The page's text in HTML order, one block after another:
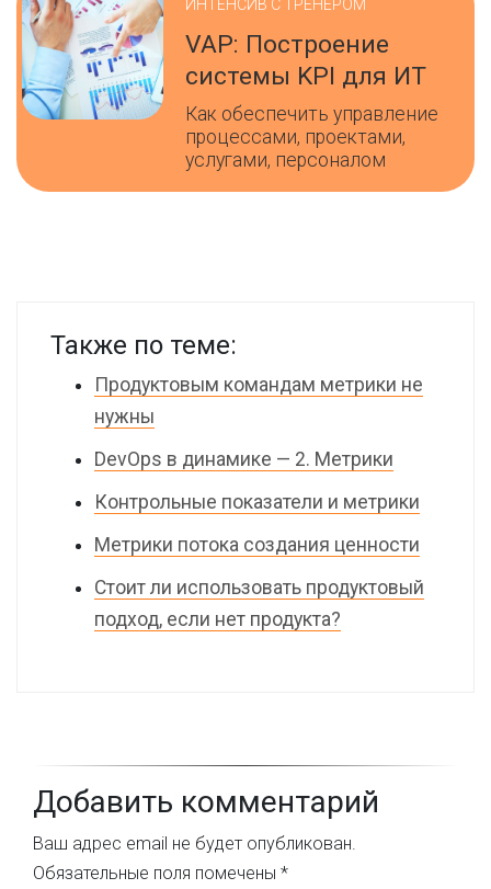
ИНТЕНСИВ С ТРЕНЕРОМ
VAP: Построение
системы KPI для ИТ
Как обеспечить управление
процессами, проектами,
услугами, персоналом
Также по теме:
Продуктовым командам метрики не
нужны
DevOps в динамике — 2. Метрики
Контрольные показатели и метрики
Метрики потока создания ценности
Стоит ли использовать продуктовый
подход, если нет продукта?
Добавить комментарий
Ваш адрес email не будет опубликован.
Обязательные поля помечены *